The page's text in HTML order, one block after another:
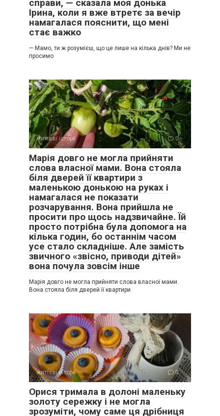
справи, — сказала моя донька
Ірина, коли я вже втретє за вечір
намагалася пояснити, що мені
стає важко
— Мамо, ти ж розумієш, що це лише на кілька днів? Ми не
просимо
життєві історії 0
Марія довго не могла прийняти
слова власної мами. Вона стояла
біля дверей її квартири з
маленькою донькою на руках і
намагалася не показати
розчарування. Вона прийшла не
просити про щось надзвичайне. Їй
просто потрібна була допомога на
кілька годин, бо останнім часом
усе стало складніше. Але замість
звичного «звісно, приводи дітей»
вона почула зовсім інше
Марія довго не могла прийняти слова власної мами.
Вона стояла біля дверей її квартири
життєві історії 0
Орися тримала в долоні маленьку
золоту сережку і не могла
зрозуміти, чому саме ця дрібниця